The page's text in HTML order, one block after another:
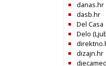
danas.hr
dasb.hr
Del Casa
Delo
dizajn.hr